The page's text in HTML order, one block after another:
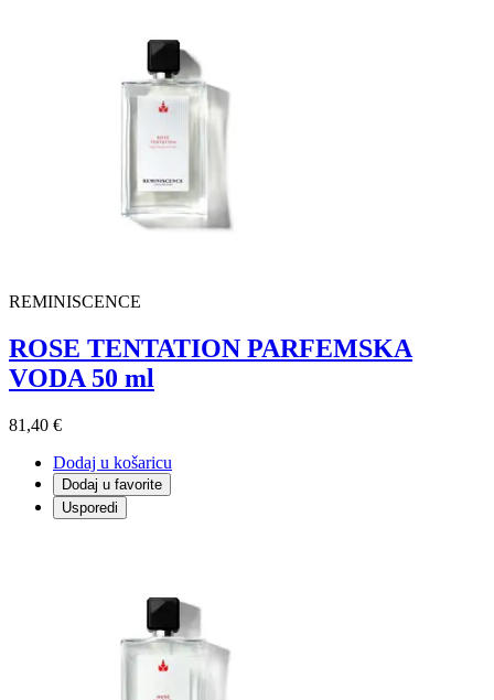
REMINISCENCE
ROSE TENTATION PARFEMSKA
VODA 50 ml
81,40 €
Dodaj u košaricu
Dodaj u favorite
Usporedi